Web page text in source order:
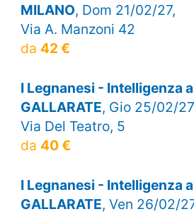
MILANO, Dom 21/02/27,
Via A. Manzoni 42
da 42 €
I Legnanesi - Intelligenza
GALLARATE, Gio 25/02/
Via Del Teatro, 5
da 40 €
I Legnanesi - Intelligenza
GALLARATE, Ven 26/02/